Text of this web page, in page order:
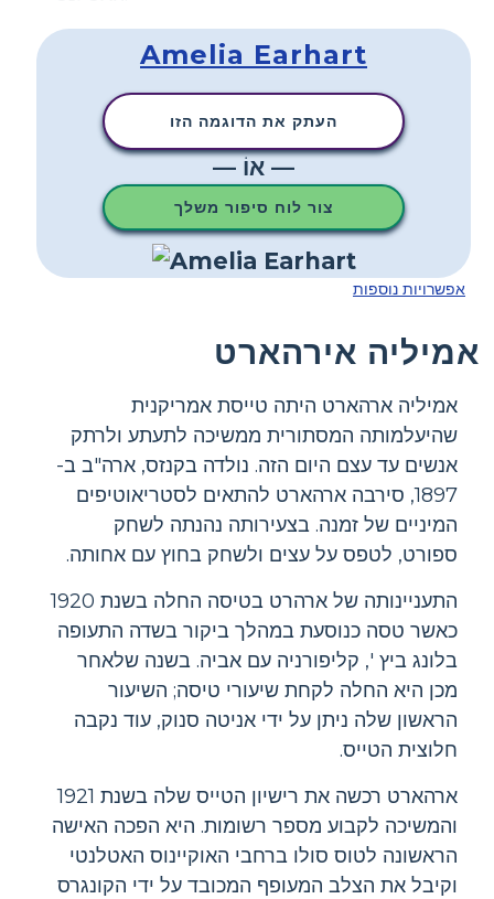
Amelia Earhart
העתק את הדוגמה הזו
— אוֹ —
צור לוח סיפור משלך
אפשרויות נוספות
אמיליה אירהארט
אמיליה ארהארט היתה טייסת אמריקנית
שהיעלמותה המסתורית ממשיכה לתעתע ולרתק
אנשים עד עצם היום הזה. נולדה בקנזס, ארה"ב ב-
1897, סירבה ארהארט להתאים לסטריאוטיפים
המיניים של זמנה. בצעירותה נהנתה לשחק
ספורט, לטפס על עצים ולשחק בחוץ עם אחותה.
התעניינותה של ארהרט בטיסה החלה בשנת 1920
כאשר טסה כנוסעת במהלך ביקור בשדה התעופה
בלונג ביץ ', קליפורניה עם אביה. בשנה שלאחר
מכן היא החלה לקחת שיעורי טיסה; השיעור
הראשון שלה ניתן על ידי אניטה סנוק, עוד נקבה
חלוצית הטייס.
ארהארט רכשה את רישיון הטייס שלה בשנת 1921
והמשיכה לקבוע מספר רשומות. היא הפכה האישה
הראשונה לטוס סולו ברחבי האוקיינוס ​​האטלנטי
וקיבל את הצלב המעופף המכובד על ידי הקונגרס